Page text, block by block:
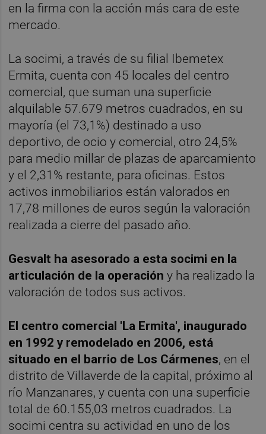
en la firma con la acción más cara de este
mercado.
La socimi, a través de su filial Ibemetex
Ermita, cuenta con 45 locales del centro
comercial, que suman una superficie
alquilable 57.679 metros cuadrados, en su
mayoría (el 73,1%) destinado a uso
deportivo, de ocio y comercial, otro 24,5%
para medio millar de plazas de aparcamiento
y el 2,31% restante, para oficinas. Estos
activos inmobiliarios están valorados en
17,78 millones de euros según la valoración
realizada a cierre del pasado año.
Gesvalt ha asesorado a esta socimi en la
articulación de la operacióny ha realizado la
valoración de todos sus activos.
El centro comercial 'La Ermita', inaugurado
en 1992 y remodelado en 2006, está
situado en el barrio de Los Cármenes, en el
distrito de Villaverde de la capital, próximo al
río Manzanares, y cuenta con una superficie
total de 60.155,03 metros cuadrados. La
socimi centra su actividad en uno de los